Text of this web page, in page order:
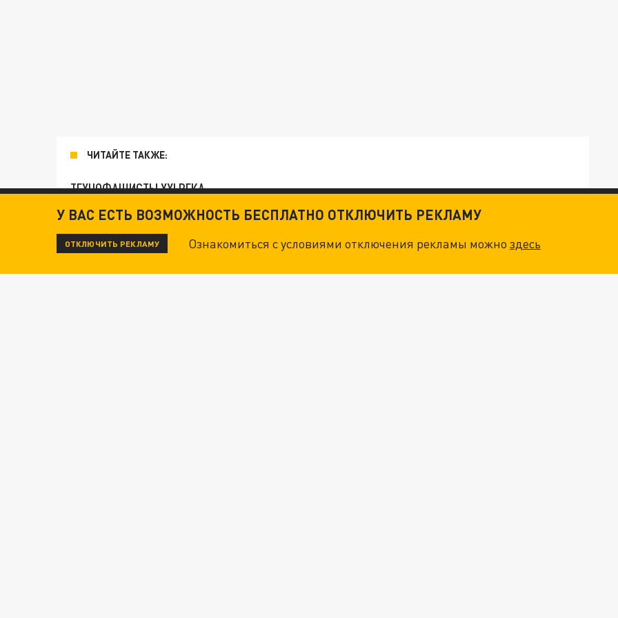
ЧИТАЙТЕ ТАКЖЕ:
ТЕХНОФАШИСТЫ XXI ВЕКА
"КРОТАМИ" БЫЛИ ВСЕ? ТЕРАКТ В ЦЕНТРЕ МОСКВЫ: НА ГЕНЕРАЛОВ ОХОТЯТСЯ "ЖИВЫЕ ДРОНЫ"
ДАНЯ С ДАШЕЙ СПАСЛИСЬ ОТ БОЕВИКОВ ВСУ. НО БЕДЫ ДЛЯ МАЛЫШЕЙ НЕ ЗАКОНЧИЛИСЬ
У ВАС ЕСТЬ ВОЗМОЖНОСТЬ БЕСПЛАТНО ОТКЛЮЧИТЬ РЕКЛАМУ
ОТКЛЮЧИТЬ РЕКЛАМУ Ознакомиться с условиями отключения рекламы можноздесь